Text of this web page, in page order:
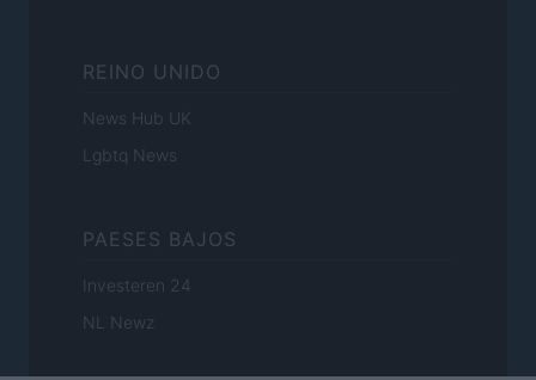
REINO UNIDO
News Hub UK
Lgbtq News
PAESES BAJOS
Investeren 24
NL Newz